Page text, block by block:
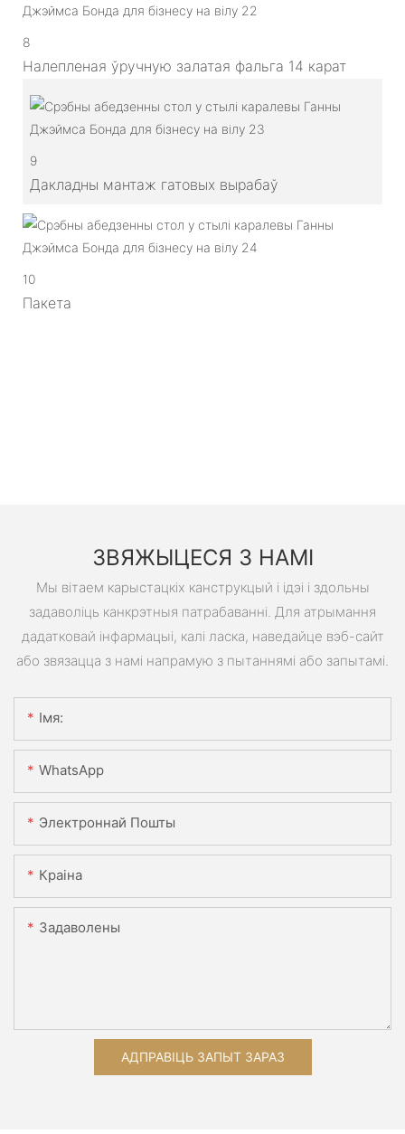
8
Налепленая ўручную залатая фальга 14 карат
9
Дакладны мантаж гатовых вырабаў
10
Пакета
ЗВЯЖЫЦЕСЯ З НАМІ
Мы вітаем карыстацкіх канструкцый і ідэі і здольны
задаволіць канкрэтныя патрабаванні. Для атрымання
дадатковай інфармацыі, калі ласка, наведайце вэб-сайт
або звязацца з намі напрамую з пытаннямі або запытамі.
Імя:
WhatsApp
Электроннай Пошты
Краіна
Задаволены
АДПРАВІЦЬ ЗАПЫТ ЗАРАЗ